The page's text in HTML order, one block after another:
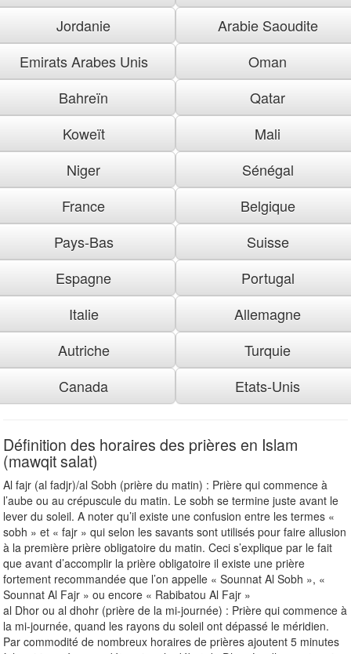
Jordanie
Arabie Saoudite
Emirats Arabes Unis
Oman
Bahreïn
Qatar
Koweït
Mali
Niger
Sénégal
France
Belgique
Pays-Bas
Suisse
Espagne
Portugal
Italie
Allemagne
Autriche
Turquie
Canada
Etats-Unis
Définition des horaires des prières en Islam
(mawqit salat)
Al fajr (al fadjr)/al Sobh (prière du matin) : Prière qui commence à
l’aube ou au crépuscule du matin. Le sobh se termine juste avant le
lever du soleil. A noter qu’il existe une confusion entre les termes «
sobh » et « fajr » qui selon les savants sont utilisés pour faire allusion
à la première prière obligatoire du matin. Ceci s’explique par le fait
que avant d’accomplir la prière obligatoire il existe une prière
fortement recommandée que l’on appelle « Sounnat Al Sobh », «
Sounnat Al Fajr » ou encore « Rabibatou Al Fajr »
al Dhor ou al dhohr (prière de la mi-journée) : Prière qui commence à
la mi-journée, quand les rayons du soleil ont dépassé le méridien.
Par commodité de nombreux horaires de prières ajoutent 5 minutes